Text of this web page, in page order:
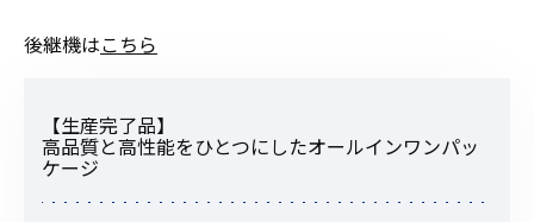
後継機はこちら
【生産完了品】
高品質と高性能をひとつにしたオールインワンパッ
ケージ